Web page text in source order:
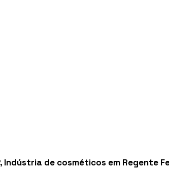
, Indústria de cosméticos em Regente